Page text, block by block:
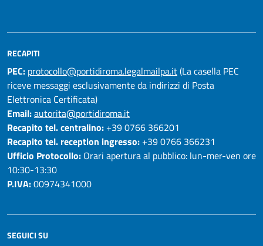
RECAPITI
PEC: protocollo@portidiroma.legalmailpa.it(La casella PEC
riceve messaggi esclusivamente da indirizzi di Posta
Elettronica Certificata)
Email:autorita@portidiroma.it
Recapito tel. centralino: +39 0766 366201
Recapito tel. reception ingresso: +39 0766 366231
Ufficio Protocollo: Orari apertura al pubblico: lun-mer-ven ore
10:30-13:30
P.IVA:00974341000
SEGUICI SU